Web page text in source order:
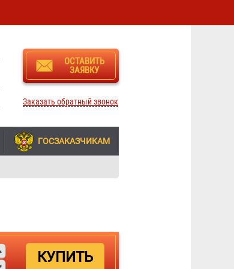
ОСТАВИТЬ
ЗАЯВКУ
Заказать обратный звонок
ГОСЗАКАЗЧИКАМ